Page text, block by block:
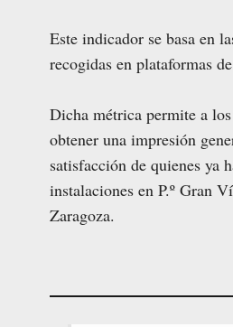
Este indicador se basa en
recogidas en plataformas
Dicha métrica permite a
obtener una impresión
satisfacción de quienes ya
instalaciones en P.º Gran
Zaragoza.